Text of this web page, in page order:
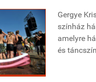
Gergye
színház
amelyre
és